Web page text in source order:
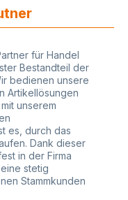
für Handel
Bestandteil der
bedienen unsere
Artikellösungen
unserem
es, durch das
Dank dieser
in der Firma
stetig
Stammkunden